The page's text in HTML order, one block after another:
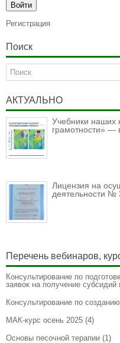
Регистрация
Поиск
АКТУАЛЬНО
Учебники наших
грамотности» —
Лицензия на
деятельности №
Перечень вебинаров,
Консультирование по
заявок на получение
Консультирование по
МАК-курс осень 2025 (4)
Основы песочной терапии (1)